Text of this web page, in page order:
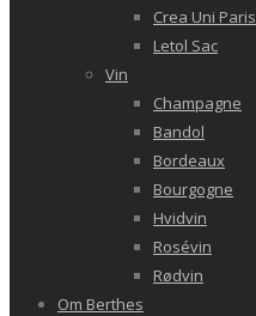
Crea Uni Paris
Letol Sac
Vin
Champagne
Bandol
Bordeaux
Bourgogne
Hvidvin
Rosévin
Rødvin
Om Berthes